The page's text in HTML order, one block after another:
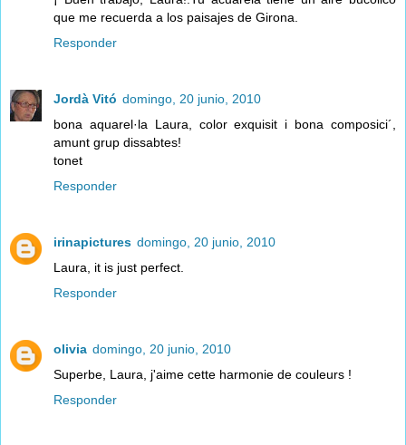
que me recuerda a los paisajes de Girona.
Responder
Jordà Vitó domingo, 20 junio, 2010
bona aquarel·la Laura, color exquisit i bona composici´,
amunt grup dissabtes!
tonet
Responder
irinapictures domingo, 20 junio, 2010
Laura, it is just perfect.
Responder
olivia domingo, 20 junio, 2010
Superbe, Laura, j'aime cette harmonie de couleurs !
Responder